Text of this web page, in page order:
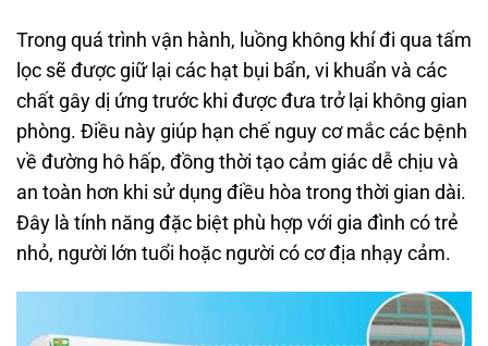
Trong quá trình vận hành, luồng không khí đi qua tấm
lọc sẽ được giữ lại các hạt bụi bẩn, vi khuẩn và các
chất gây dị ứng trước khi được đưa trở lại không gian
phòng. Điều này giúp hạn chế nguy cơ mắc các bệnh
về đường hô hấp, đồng thời tạo cảm giác dễ chịu và
an toàn hơn khi sử dụng điều hòa trong thời gian dài.
Đây là tính năng đặc biệt phù hợp với gia đình có trẻ
nhỏ, người lớn tuổi hoặc người có cơ địa nhạy cảm.